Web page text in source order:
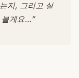
지, 그리고 실
게요…”